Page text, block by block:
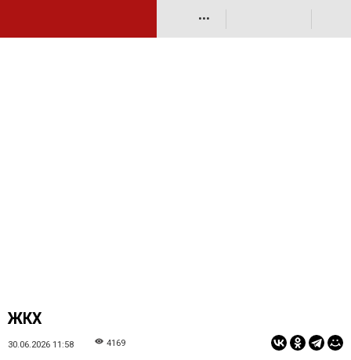
•••
ЖКХ
30.06.2026 11:58 4169